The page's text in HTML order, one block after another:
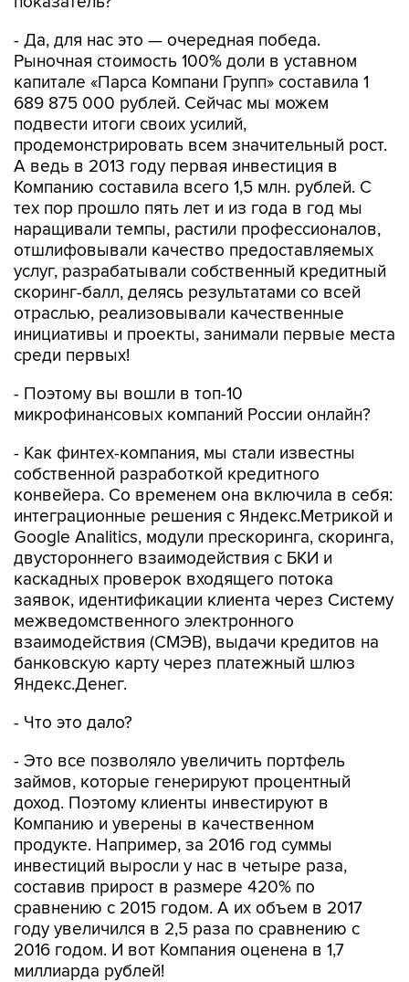
- Да, для нас это — очередная победа.
Рыночная стоимость 100% доли в уставном
капитале «Парса Компани Групп» составила 1
689 875 000 рублей. Сейчас мы можем
подвести итоги своих усилий,
продемонстрировать всем значительный рост.
А ведь в 2013 году первая инвестиция в
Компанию составила всего 1,5 млн. рублей. С
тех пор прошло пять лет и из года в год мы
наращивали темпы, растили профессионалов,
отшлифовывали качество предоставляемых
услуг, разрабатывали собственный кредитный
скоринг-балл, делясь результатами со всей
отраслью, реализовывали качественные
инициативы и проекты, занимали первые места
среди первых!
- Поэтому вы вошли в топ-10
микрофинансовых компаний России онлайн?
- Как финтех-компания, мы стали известны
собственной разработкой кредитного
конвейера. Со временем она включила в себя:
интеграционные решения с Яндекс.Метрикой и
Google Analitics, модули прескоринга, скоринга,
двустороннего взаимодействия с БКИ и
каскадных проверок входящего потока
заявок, идентификации клиента через Систему
межведомственного электронного
взаимодействия (СМЭВ), выдачи кредитов на
банковскую карту через платежный шлюз
Яндекс.Денег.
- Что это дало?
- Это все позволяло увеличить портфель
займов, которые генерируют процентный
доход. Поэтому клиенты инвестируют в
Компанию и уверены в качественном
продукте. Например, за 2016 год суммы
инвестиций выросли у нас в четыре раза,
составив прирост в размере 420% по
сравнению с 2015 годом. А их объем в 2017
году увеличился в 2,5 раза по сравнению с
2016 годом. И вот Компания оценена в 1,7
миллиарда рублей!